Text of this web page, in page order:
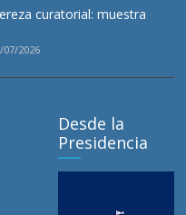
curatorial: muestra
2026
Desde la
Presidencia